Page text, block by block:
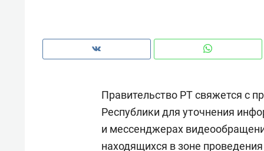
Правительство РТ свяжется с
Республики для уточнения
и мессенджерах
находящихся в зоне
Рекомендуем
Как ГК «МИР ГРУПП» и ВТБ
создают оазис жилого
комфорта под Казанью
150
ID